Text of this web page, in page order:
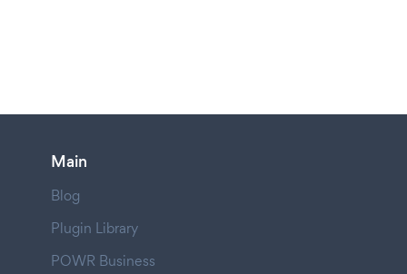
Main
Blog
Plugin Library
POWR Business